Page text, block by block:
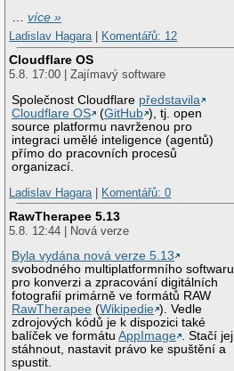
…více »
Ladislav Hagara| Komentářů: 12
Cloudflare OS
5.8. 17:00 | Zajímavý software
Společnost Cloudflare představila
Cloudflare OS
(GitHub ), tj. open
source platformu navrženou pro
integraci umělé inteligence (agentů)
přímo do pracovních procesů
organizací.
Ladislav Hagara| Komentářů: 0
RawTherapee 5.13
5.8. 12:44 | Nová verze
Byla vydána nová verze 5.13
svobodného multiplatformního softwaru
pro konverzi a zpracování digitálních
fotografií primárně ve formátů RAW
RawTherapee (Wikipedie ). Vedle
zdrojových kódů je k dispozici také
balíček ve formátuAppImage . Stačí jej
stáhnout, nastavit právo ke spuštění a
spustit.